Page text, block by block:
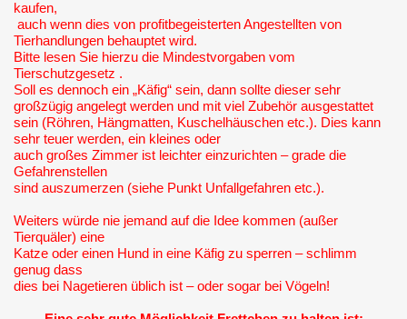
kaufen,
auch wenn dies von profitbegeisterten Angestellten von
Tierhandlungen behauptet wird.
Bitte lesen Sie hierzu die Mindestvorgaben vom
Tierschutzgesetz .
Soll es dennoch ein „Käfig“ sein, dann sollte dieser sehr
großzügig angelegt werden und mit viel Zubehör ausgestattet
sein (Röhren, Hängmatten, Kuschelhäuschen etc.). Dies kann
sehr teuer werden, ein kleines oder
auch großes Zimmer ist leichter einzurichten – grade die
Gefahrenstellen
sind auszumerzen (siehe Punkt Unfallgefahren etc.).
Weiters würde nie jemand auf die Idee kommen (außer
Tierquäler) eine
Katze oder einen Hund in eine Käfig zu sperren – schlimm
genug dass
dies bei Nagetieren üblich ist – oder sogar bei Vögeln!